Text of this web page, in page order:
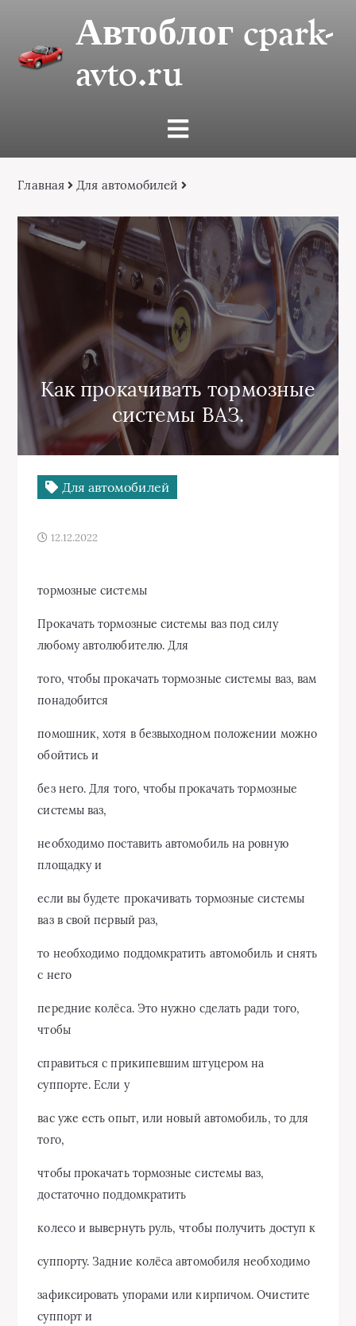
Автоблог cpark-
avto.ru
Главная Для автомобилей
Как прокачивать тормозные
системы ВАЗ.
Для автомобилей
12.12.2022
тормозные системы
Прокачать тормозные системы ваз под силу
любому автолюбителю. Для
того, чтобы прокачать тормозные системы ваз, вам
понадобится
помошник, хотя в безвыходном положении можно
обойтись и
без него. Для того, чтобы прокачать тормозные
системы ваз,
необходимо поставить автомобиль на ровную
площадку и
если вы будете прокачивать тормозные системы
ваз в свой первый раз,
то необходимо поддомкратить автомобиль и снять
с него
передние колёса. Это нужно сделать ради того,
чтобы
справиться с прикипевшим штуцером на
суппорте. Если у
вас уже есть опыт, или новый автомобиль, то для
того,
чтобы прокачать тормозные системы ваз,
достаточно поддомкратить
колесо и вывернуть руль, чтобы получить доступ к
суппорту. Задние колёса автомобиля необходимо
зафиксировать упорами или кирпичом. Очистите
суппорт и